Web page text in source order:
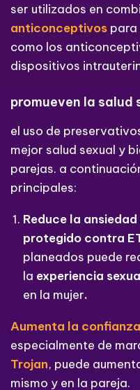
ser utilizados en
anticonceptivos para
como los
dispositivos
promueven la salud
el uso de
mejor salud sexual y
parejas. a
principales:
Reduce la ansiedad
protegido contra
planeados puede
la experiencia
en la mujer.
Aumenta la
especialmente de
Trojan, puede
mismo y en la pareja.